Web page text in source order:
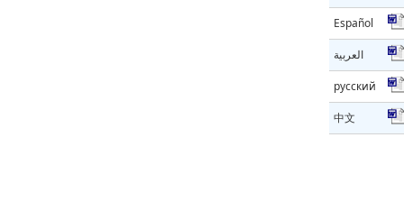
Español
العربية
русский
中文